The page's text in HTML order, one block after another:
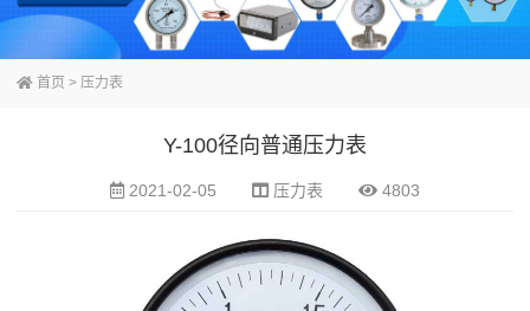
首页 > 压力表
Y-100径向普通压力表
2021-02-05 压力表 4803